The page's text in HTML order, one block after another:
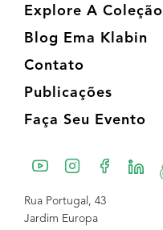
Explore A Coleção
Blog Ema Klabin
Contato
Publicações
Faça Seu Evento
Rua Portugal, 43
Jardim Europa